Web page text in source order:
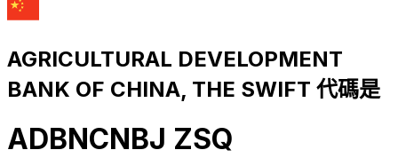
AGRICULTURAL DEVELOPMENT
BANK OF CHINA, THE SWIFT 代碼是
ADBNCNBJ ZSQ